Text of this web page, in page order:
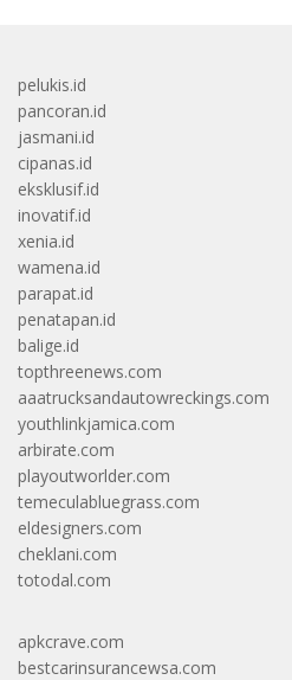
pelukis.id
pancoran.id
jasmani.id
cipanas.id
eksklusif.id
inovatif.id
xenia.id
wamena.id
parapat.id
penatapan.id
balige.id
topthreenews.com
aaatrucksandautowreckings.com
youthlinkjamica.com
arbirate.com
playoutworlder.com
temeculabluegrass.com
eldesigners.com
cheklani.com
totodal.com
apkcrave.com
bestcarinsurancewsa.com